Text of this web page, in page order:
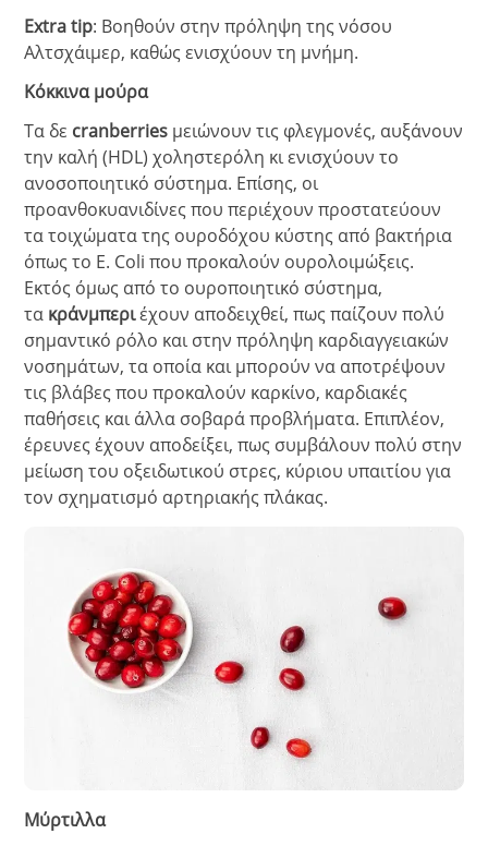
Extra tip: Βοηθούν στην πρόληψη της νόσου
Αλτσχάιμερ, καθώς ενισχύουν τη μνήμη.
Κόκκινα μούρα
Τα δε cranberries μειώνουν τις φλεγμονές, αυξάνουν
την καλή (HDL) χοληστερόλη κι ενισχύουν το
ανοσοποιητικό σύστημα. Επίσης, οι
προανθοκυανιδίνες που περιέχουν προστατεύουν
τα τοιχώματα της ουροδόχου κύστης από βακτήρια
όπως το E. Coli που προκαλούν ουρολοιμώξεις.
Εκτός όμως από το ουροποιητικό σύστημα,
τα κράνμπεριέχουν αποδειχθεί, πως παίζουν πολύ
σημαντικό ρόλο και στην πρόληψη καρδιαγγειακών
νοσημάτων, τα οποία και μπορούν να αποτρέψουν
τις βλάβες που προκαλούν καρκίνο, καρδιακές
παθήσεις και άλλα σοβαρά προβλήματα. Επιπλέον,
έρευνες έχουν αποδείξει, πως συμβάλουν πολύ στην
μείωση του οξειδωτικού στρες, κύριου υπαιτίου για
τον σχηματισμό αρτηριακής πλάκας.
Μύρτιλλα